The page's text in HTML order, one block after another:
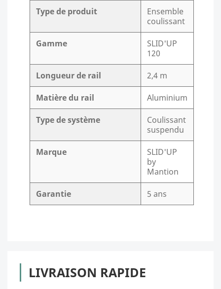
Type de produit
Ensemble
coulissant
Gamme
SLID'UP
120
Longueur de rail 2,4 m
Matière du rail Aluminium
Type de système
Coulissant
suspendu
Marque
SLID'UP
by
Mantion
Garantie 5 ans
LIVRAISON RAPIDE